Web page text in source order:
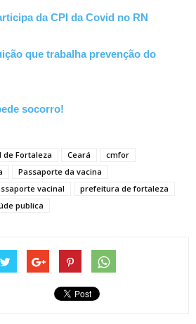
da CPI da Covid no RN
que trabalha prevenção do
socorro!
Fortaleza Ceará
cmfor
Passaporte da vacina
vacinal
prefeitura de fortaleza
publica